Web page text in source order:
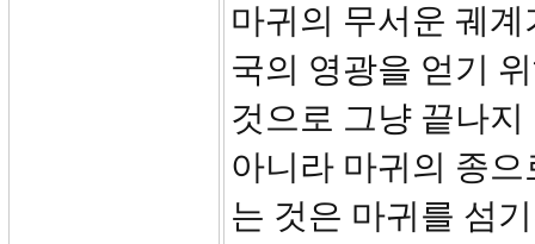
마귀의 무서운 궤
국의 영광을 얻기
것으로 그냥 끝나
아니라 마귀의 종
는 것은 마귀를 섬